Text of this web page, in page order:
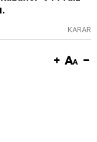
KARAR